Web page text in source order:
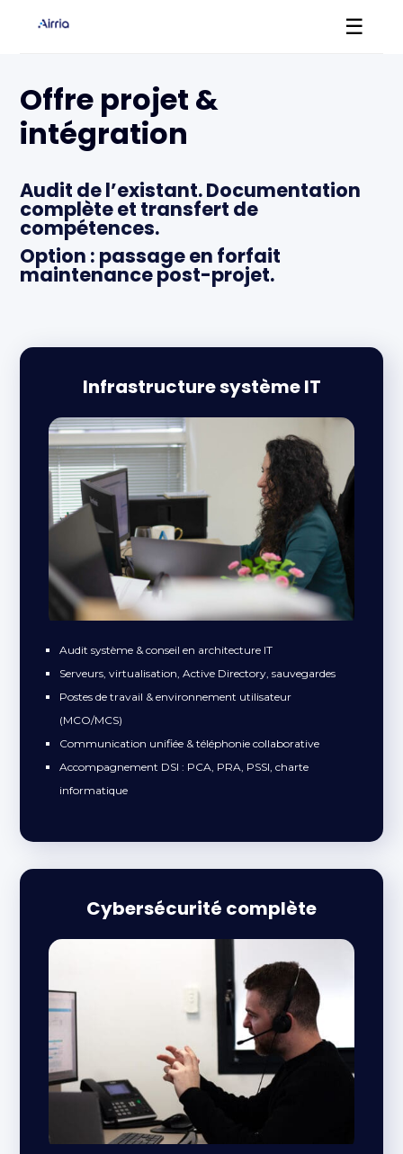
☰
Offre projet &
intégration
Audit de l’existant. Documentation
complète et transfert de
compétences.
Option : passage en forfait
maintenance post-projet.
Infrastructure système IT
Audit système & conseil en architecture IT
Serveurs, virtualisation, Active Directory, sauvegardes
Postes de travail & environnement utilisateur
(MCO/MCS)
Communication unifiée & téléphonie collaborative
Accompagnement DSI : PCA, PRA, PSSI, charte
informatique
Cybersécurité complète